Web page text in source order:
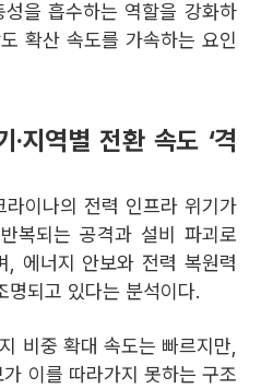
성을 흡수하는 역할을 강화하
확산 속도를 가속하는 요인
·지역별 전환 속도 ‘격
이나의 전력 인프라 위기가
복되는 공격과 설비 파괴로
, 에너지 안보와 전력 복원력
명되고 있다는 분석이다.
비중 확대 속도는 빠르지만,
이를 따라가지 못하는 구조